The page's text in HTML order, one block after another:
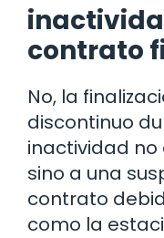
contrato
No, la
discontinuo
inactividad no
sino a una
contrato
como la